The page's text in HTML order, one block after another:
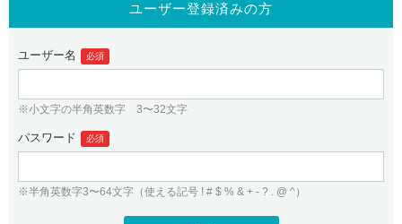
gTLDオークション NEW!
.jpドメインバックオーダー
プレミアムドメイン
人気ドメインの種類
WHOIS検索
紹介制度
バリュードメインAPI
ドメイン・ホスティングOEM
ログイン
従来のバリュードメインをご利用希望の方
Value Domainにログイン
ユーザー登録
ユーザー登録済みの方
ユーザー名 必須
※小文字の半角英数字 3〜32文字
パスワード 必須
※半角英数字3〜64文字（使える記号 ! # $ % & + - ? . @ ^）